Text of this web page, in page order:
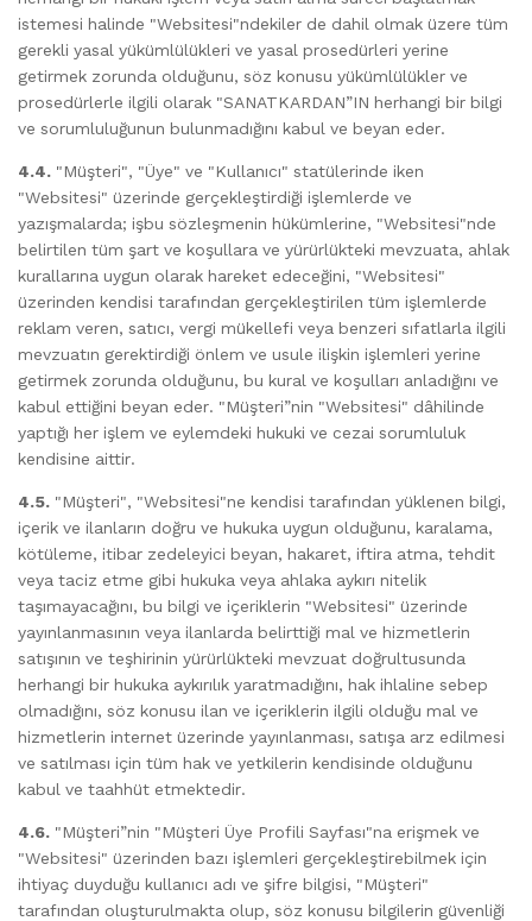
istemesi halinde "Websitesi"ndekiler de dahil olmak üzere tüm
gerekli yasal yükümlülükleri ve yasal prosedürleri yerine
getirmek zorunda olduğunu, söz konusu yükümlülükler ve
prosedürlerle ilgili olarak "SANATKARDAN”IN herhangi bir bilgi
ve sorumluluğunun bulunmadığını kabul ve beyan eder.
4.4. "Müşteri", "Üye" ve "Kullanıcı" statülerinde iken
"Websitesi" üzerinde gerçekleştirdiği işlemlerde ve
yazışmalarda; işbu sözleşmenin hükümlerine, "Websitesi"nde
belirtilen tüm şart ve koşullara ve yürürlükteki mevzuata, ahlak
kurallarına uygun olarak hareket edeceğini, "Websitesi"
üzerinden kendisi tarafından gerçekleştirilen tüm işlemlerde
reklam veren, satıcı, vergi mükellefi veya benzeri sıfatlarla ilgili
mevzuatın gerektirdiği önlem ve usule ilişkin işlemleri yerine
getirmek zorunda olduğunu, bu kural ve koşulları anladığını ve
kabul ettiğini beyan eder. "Müşteri”nin "Websitesi" dâhilinde
yaptığı her işlem ve eylemdeki hukuki ve cezai sorumluluk
kendisine aittir.
4.5. "Müşteri", "Websitesi"ne kendisi tarafından yüklenen bilgi,
içerik ve ilanların doğru ve hukuka uygun olduğunu, karalama,
kötüleme, itibar zedeleyici beyan, hakaret, iftira atma, tehdit
veya taciz etme gibi hukuka veya ahlaka aykırı nitelik
taşımayacağını, bu bilgi ve içeriklerin "Websitesi" üzerinde
yayınlanmasının veya ilanlarda belirttiği mal ve hizmetlerin
satışının ve teşhirinin yürürlükteki mevzuat doğrultusunda
herhangi bir hukuka aykırılık yaratmadığını, hak ihlaline sebep
olmadığını, söz konusu ilan ve içeriklerin ilgili olduğu mal ve
hizmetlerin internet üzerinde yayınlanması, satışa arz edilmesi
ve satılması için tüm hak ve yetkilerin kendisinde olduğunu
kabul ve taahhüt etmektedir.
4.6. "Müşteri”nin "Müşteri Üye Profili Sayfası"na erişmek ve
"Websitesi" üzerinden bazı işlemleri gerçekleştirebilmek için
ihtiyaç duyduğu kullanıcı adı ve şifre bilgisi, "Müşteri"
tarafından oluşturulmakta olup, söz konusu bilgilerin güvenliği